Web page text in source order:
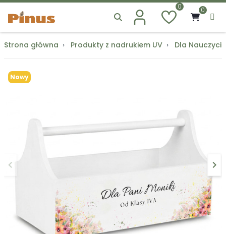
0 0
Strona główna Produkty z nadrukiem UV Dla
Nowy
Poprzedni
keyboard_arrow_left keyboard_arrow_right